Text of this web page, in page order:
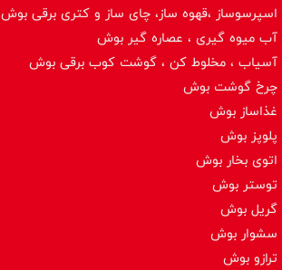
اسپرسوساز ،قهوه ساز، چای ساز و کتری برقی بوش
آب میوه گیری ، عصاره گیر بوش
آسیاب ، مخلوط کن ، گوشت کوب برقی بوش
چرخ گوشت بوش
غذاساز بوش
پلوپز بوش
اتوی بخار بوش
توستر بوش
گریل بوش
سشوار بوش
ترازو بوش